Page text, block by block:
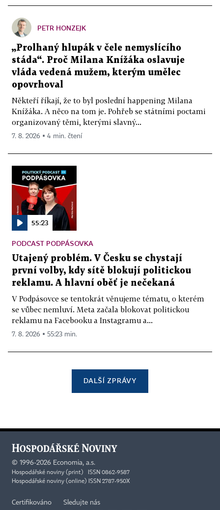
PETR HONZEJK
„Prolhaný hlupák v čele nemyslícího
stáda“. Proč Milana Knížáka oslavuje
vláda vedená mužem, kterým umělec
opovrhoval
Někteří říkají, že to byl poslední happening Milana
Knížáka. A něco na tom je. Pohřeb se státními poctami
organizovaný těmi, kterými slavný...
7. 8. 2026 ▪ 4 min. čtení
55:23
PODCAST PODPÁSOVKA
Utajený problém. V Česku se chystají
první volby, kdy sítě blokují politickou
reklamu. A hlavní oběť je nečekaná
V Podpásovce se tentokrát věnujeme tématu, o kterém
se vůbec nemluví. Meta začala blokovat politickou
reklamu na Facebooku a Instagramu a...
7. 8. 2026 ▪ 55:23 min.
DALŠÍ ZPRÁVY
© 1996-2026 Economia, a.s.
Hospodářské noviny (print) ISSN 0862-9587
Hospodářské noviny (online) ISSN 2787-950X
Certifikováno Sledujte nás